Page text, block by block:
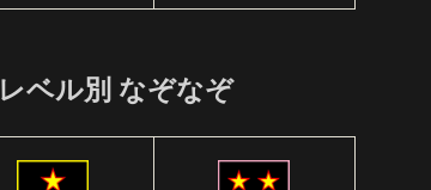
レベル別 なぞなぞ